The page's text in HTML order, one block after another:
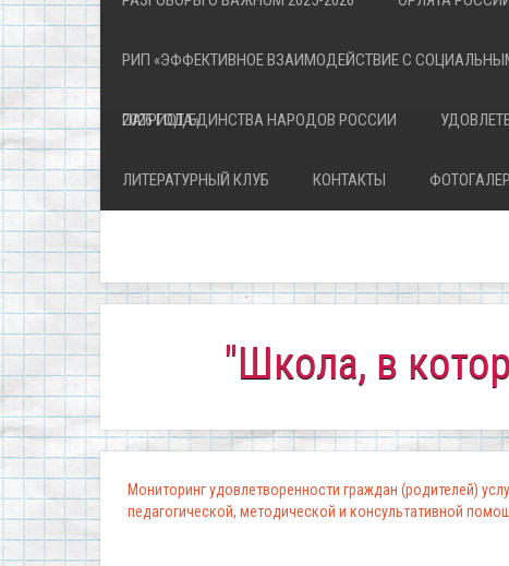
РИП «ЭФФЕКТИВНОЕ ВЗАИМОДЕЙСТВИЕ С
ПАТРИОТА»
2026 ГОД ЕДИНСТВА НАРОДОВ РОССИИ
ЛИТЕРАТУРНЫЙ КЛУБ КОНТАКТЫ
"Школа, в которой
Мониторинг удовлетворенности граждан (родителей)
педагогической, методической и консультативной